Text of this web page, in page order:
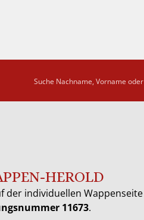
HEROLD
der individuellen Wappenseite
11673.